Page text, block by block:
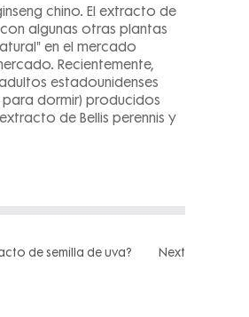
chino. El extracto de
algunas otras plantas
en el mercado
Recientemente,
estadounidenses
dormir) producidos
de Bellis perennis y
de semilla de uva? Next